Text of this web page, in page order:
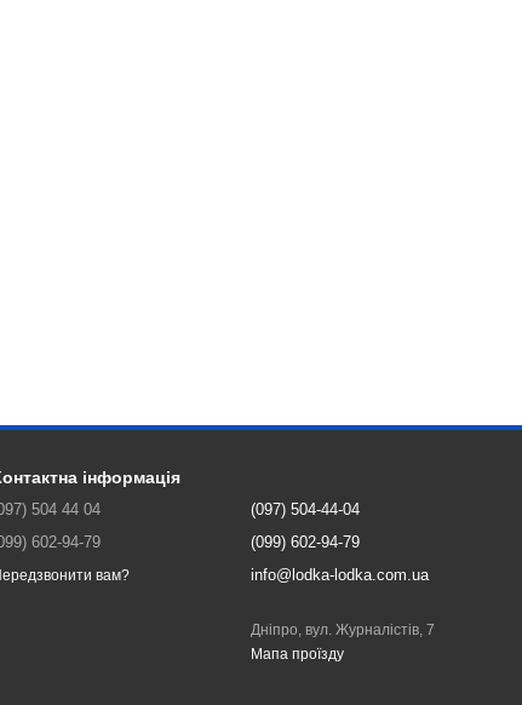
інформація
504 44 04
602-94-79
вам?
(097) 504-44-04
(099) 602-94-79
info@lodka-lodka.com.ua
Дніпро, вул. Журналістів, 7
Мапа проїзду